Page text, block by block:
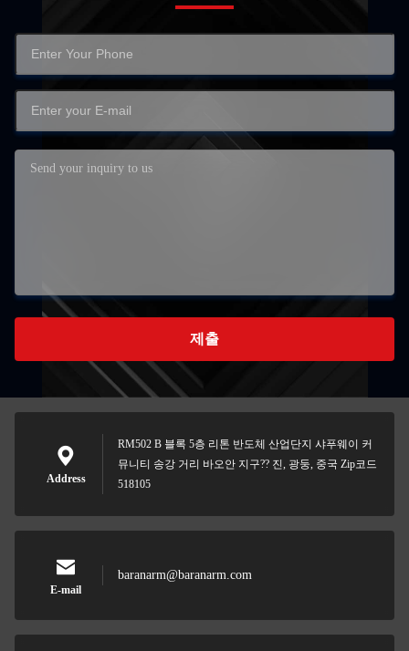
제출
Address
RM502 B 블록 5층 리톤 반도체 산업단지 샤푸웨이 커
뮤니티 송강 거리 바오안 지구?? 진, 광둥, 중국 Zip코드
518105
E-mail
baranarm@baranarm.com